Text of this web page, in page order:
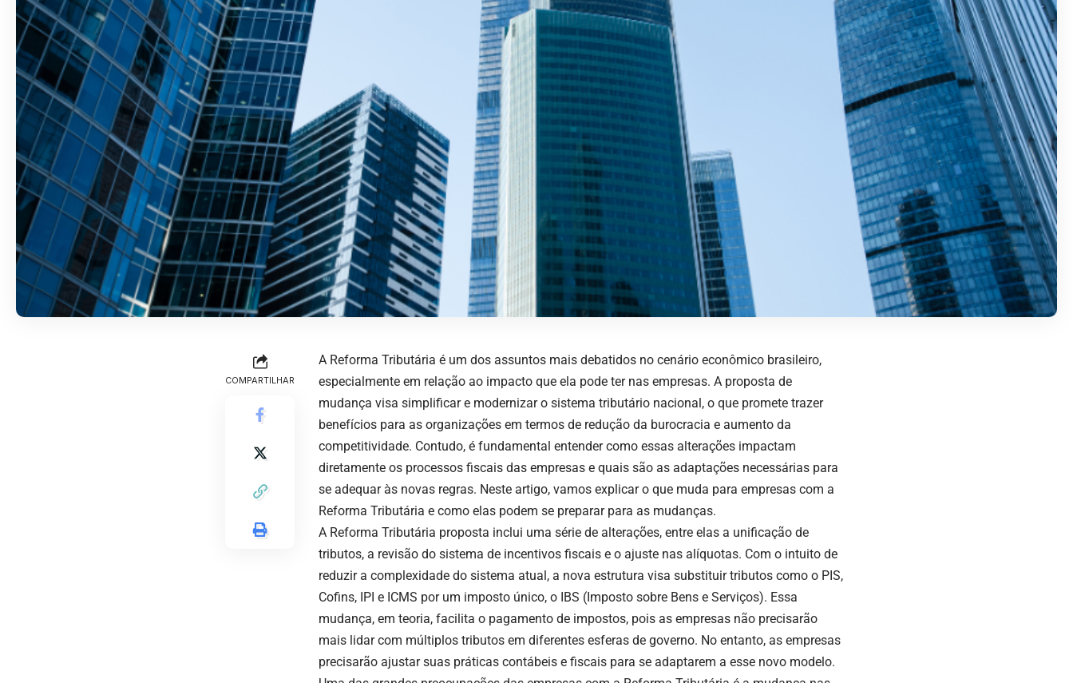
COMPARTILHAR
A Reforma Tributária é um dos assuntos mais debatidos no cenário econômico brasileiro,
especialmente em relação ao impacto que ela pode ter nas empresas. A proposta de
mudança visa simplificar e modernizar o sistema tributário nacional, o que promete trazer
benefícios para as organizações em termos de redução da burocracia e aumento da
competitividade. Contudo, é fundamental entender como essas alterações impactam
diretamente os processos fiscais das empresas e quais são as adaptações necessárias para
se adequar às novas regras. Neste artigo, vamos explicar o que muda para empresas com a
Reforma Tributária e como elas podem se preparar para as mudanças.
A Reforma Tributária proposta inclui uma série de alterações, entre elas a unificação de
tributos, a revisão do sistema de incentivos fiscais e o ajuste nas alíquotas. Com o intuito de
reduzir a complexidade do sistema atual, a nova estrutura visa substituir tributos como o PIS,
Cofins, IPI e ICMS por um imposto único, o IBS (Imposto sobre Bens e Serviços). Essa
mudança, em teoria, facilita o pagamento de impostos, pois as empresas não precisarão
mais lidar com múltiplos tributos em diferentes esferas de governo. No entanto, as empresas
precisarão ajustar suas práticas contábeis e fiscais para se adaptarem a esse novo modelo.